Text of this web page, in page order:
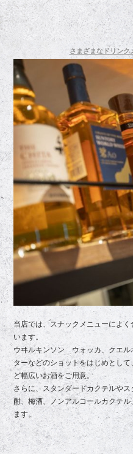
さまざまなドリンク
当店では、スナックメニューによ
います。
ウヰルキンソン ウォッカ、クエル
ターなどのショットをはじめとし
ど幅広いお酒をご用意。
さらに、スタンダードカクテルや
酎、梅酒、ノンアルコールカクテ
ます。